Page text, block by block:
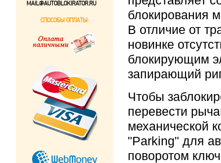
блокирования
В отличие от
новинке
блокирующим
запирающий
Чтобы
перевести
механической
"Parking" для
поворотом
MAIL@AUTOBLOKIRATOR.RU
СПОСОБЫ ОПЛАТЫ: